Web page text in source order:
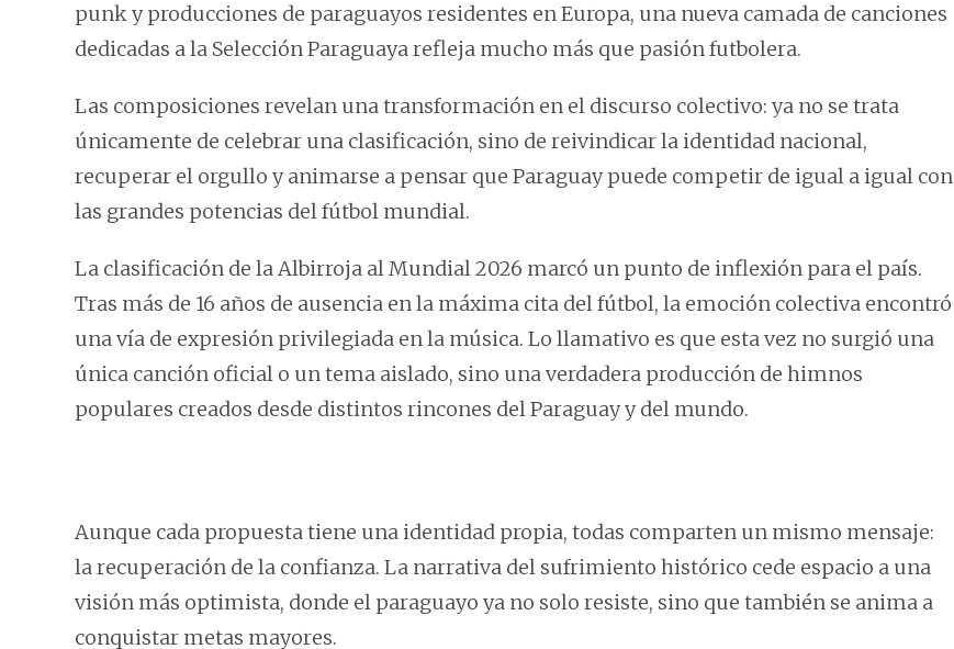
punk y producciones de paraguayos residentes en Europa, una nueva camada de canciones
dedicadas a la Selección Paraguaya refleja mucho más que pasión futbolera.
Las composiciones revelan una transformación en el discurso colectivo: ya no se trata
únicamente de celebrar una clasificación, sino de reivindicar la identidad nacional,
recuperar el orgullo y animarse a pensar que Paraguay puede competir de igual a igual con
las grandes potencias del fútbol mundial.
La clasificación de la Albirroja al Mundial 2026 marcó un punto de inflexión para el país.
Tras más de 16 años de ausencia en la máxima cita del fútbol, la emoción colectiva encontró
una vía de expresión privilegiada en la música. Lo llamativo es que esta vez no surgió una
única canción oficial o un tema aislado, sino una verdadera producción de himnos
populares creados desde distintos rincones del Paraguay y del mundo.
Aunque cada propuesta tiene una identidad propia, todas comparten un mismo mensaje:
la recuperación de la confianza. La narrativa del sufrimiento histórico cede espacio a una
visión más optimista, donde el paraguayo ya no solo resiste, sino que también se anima a
conquistar metas mayores.